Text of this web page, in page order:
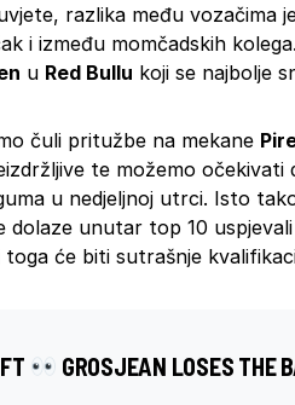
razlika među vozačima
i između momčadskih
u Red Bullu koji se najbolje
čuli pritužbe na mekane
te možemo očekivati
u nedjeljnoj utrci. Isto
dolaze unutar top 10
će biti sutrašnje
GROSJEAN LOSES THE